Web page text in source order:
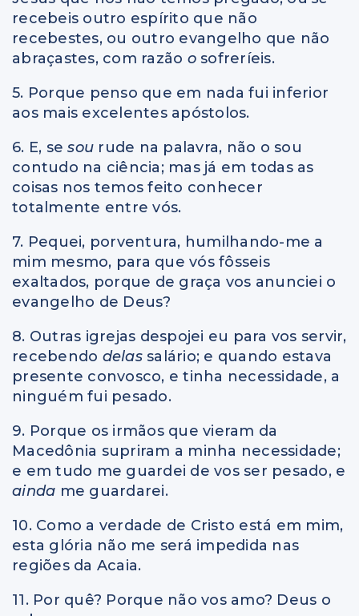
recebeis outro espírito que não
recebestes, ou outro evangelho que não
abraçastes, com razão o sofreríeis.
5. Porque penso que em nada fui inferior
aos mais excelentes apóstolos.
6. E, sesou rude na palavra, não o sou
contudo na ciência; mas já em todas as
coisas nos temos feito conhecer
totalmente entre vós.
7. Pequei, porventura, humilhando-me a
mim mesmo, para que vós fôsseis
exaltados, porque de graça vos anunciei o
evangelho de Deus?
8. Outras igrejas despojei eu para vos servir,
recebendo delas salário; e quando estava
presente convosco, e tinha necessidade, a
ninguém fui pesado.
9. Porque os irmãos que vieram da
Macedônia supriram a minha necessidade;
e em tudo me guardei de vos ser pesado, e
ainda me guardarei.
10. Como a verdade de Cristo está em mim,
esta glória não me será impedida nas
regiões da Acaia.
11. Por quê? Porque não vos amo? Deus o